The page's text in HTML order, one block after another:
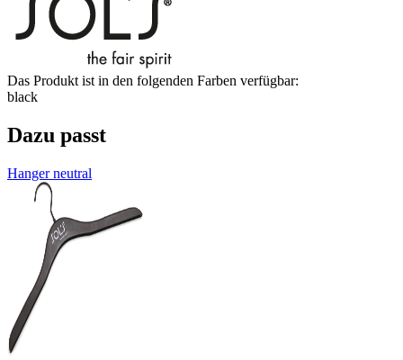
Das Produkt ist in den folgenden Farben verfügbar:
black
Dazu passt
Hanger neutral